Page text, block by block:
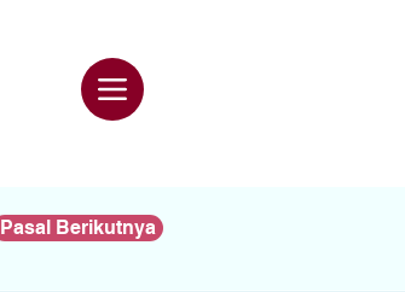
Pasal Berikutnya